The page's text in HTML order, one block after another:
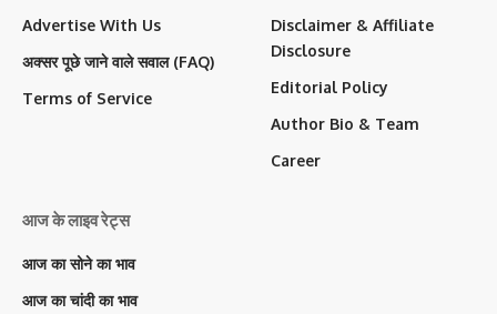
Advertise With Us
अक्सर पूछे जाने वाले सवाल (FAQ)
Terms of Service
Disclaimer & Affiliate
Disclosure
Editorial Policy
Author Bio & Team
Career
आज के लाइव रेट्स
आज का सोने का भाव
आज का चांदी का भाव